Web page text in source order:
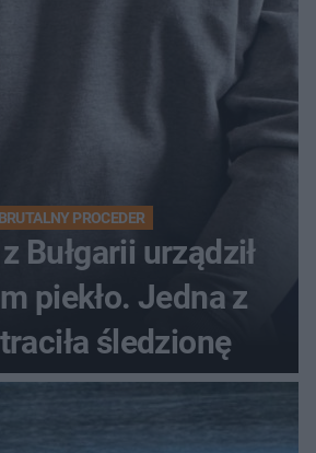
BRUTALNY PROCEDER
Bułgarii urządził
piekło. Jedna z
śledzionę